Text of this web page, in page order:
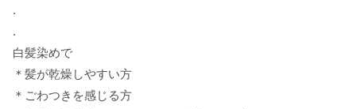
.
.
白髪染めで
＊髪が乾燥しやすい方
＊ごわつきを感じる方